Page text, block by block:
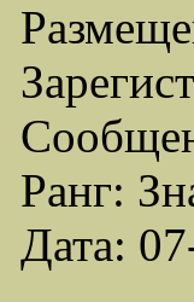
Ранг:
Дата: